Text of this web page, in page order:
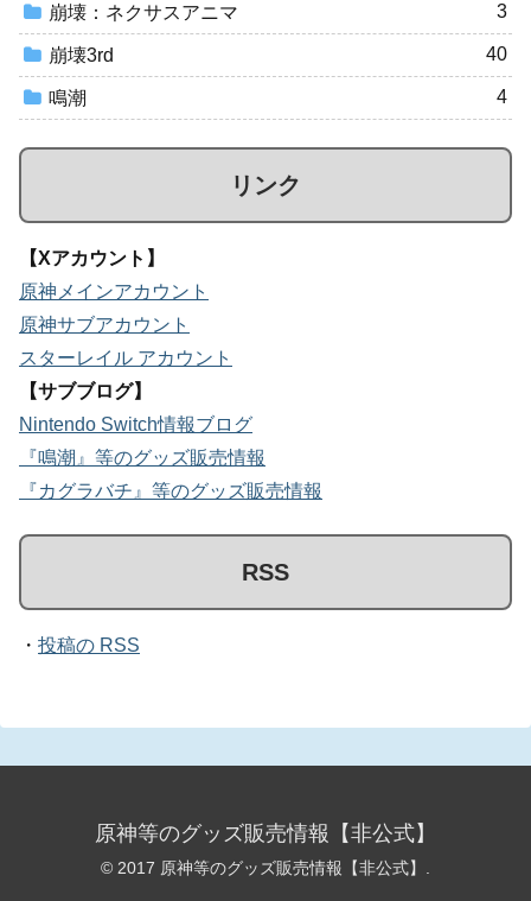
崩壊：ネクサスアニマ 3
崩壊3rd 40
鳴潮 4
リンク
【Xアカウント】
原神メインアカウント
原神サブアカウント
スターレイル アカウント
【サブブログ】
Nintendo Switch情報ブログ
『鳴潮』等のグッズ販売情報
『カグラバチ』等のグッズ販売情報
RSS
・ 投稿の RSS
原神等のグッズ販売情報【非公式】
© 2017 原神等のグッズ販売情報【非公式】.